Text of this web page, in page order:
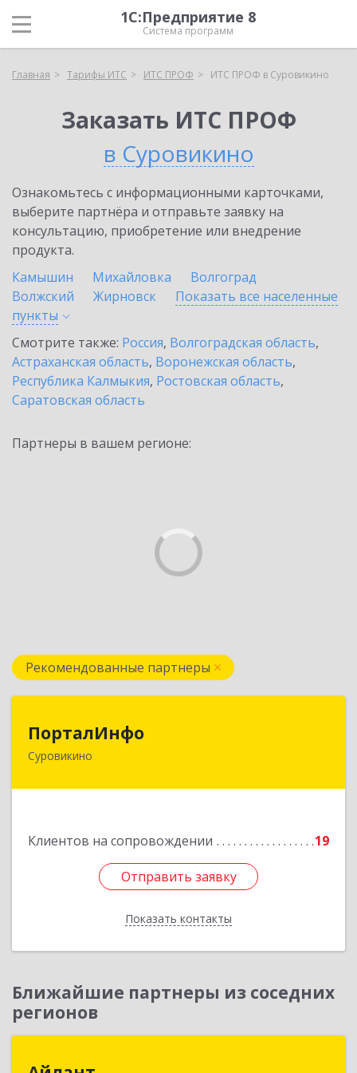
1С:Предприятие 8
Система программ
Главная Тарифы ИТС ИТС ПРОФ ИТС ПРОФ в Суровикино
Заказать ИТС ПРОФ
в Суровикино
Ознакомьтесь с информационными карточками,
выберите партнёра и отправьте заявку на
консультацию, приобретение или внедрение
продукта.
Камышин
Михайловка
Волгоград
Волжский
Жирновск
Показать все населенные
пункты
Смотрите также: Россия, Волгоградская область,
Астраханская область, Воронежская область,
Республика Калмыкия, Ростовская область,
Саратовская область
Партнеры в вашем регионе:
Рекомендованные партнеры
ПорталИнфо
Суровикино
Клиентов на сопровождении 19
Отправить заявку
Показать контакты
404414, г.Суровкино Волгоградской обл. ул. 1-й
Отправить заявку
Назад
Ближайшие партнеры из соседних
регионов